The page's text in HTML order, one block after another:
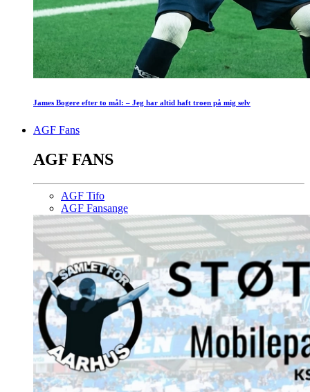
James Bogere efter to mål: – Jeg har altid haft troen på mig selv
AGF Fans
AGF FANS
AGF Tifo
AGF Fansange